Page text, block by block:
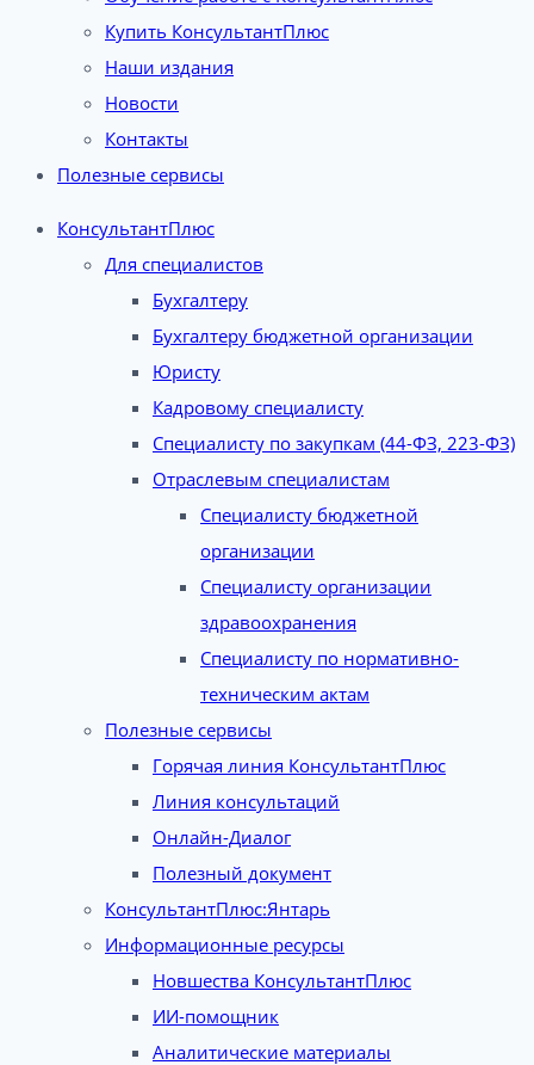
Купить КонсультантПлюс
Наши издания
Новости
Контакты
Полезные сервисы
КонсультантПлюс
Для специалистов
Бухгалтеру
Бухгалтеру бюджетной организации
Юристу
Кадровому специалисту
Специалисту по закупкам (44-ФЗ, 223-ФЗ)
Отраслевым специалистам
Специалисту бюджетной
организации
Специалисту организации
здравоохранения
Специалисту по нормативно-
техническим актам
Полезные сервисы
Горячая линия КонсультантПлюс
Линия консультаций
Онлайн-Диалог
Полезный документ
КонсультантПлюс:Янтарь
Информационные ресурсы
Новшества КонсультантПлюс
ИИ-помощник
Аналитические материалы